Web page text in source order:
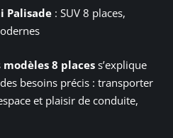
Palisade : SUV 8 places,
modèles 8 places s’explique
besoins précis : transporter
et plaisir de conduite,